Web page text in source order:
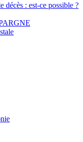
décès : est-ce possible ?